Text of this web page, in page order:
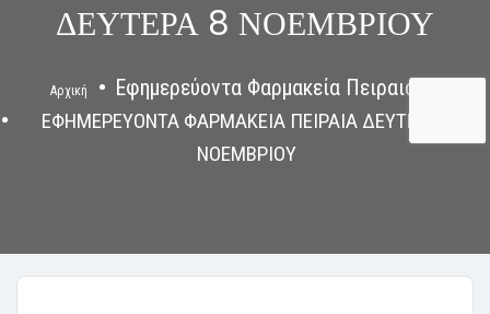
ΔΕΥΤΕΡΑ 8 ΝΟΕΜΒΡΙΟΥ
Αρχική Εφημερεύοντα Φαρμακεία Πειραιάς
ΕΦΗΜΕΡΕΥΟΝΤΑ ΦΑΡΜΑΚΕΙΑ ΠΕΙΡΑΙΑ ΔΕΥΤΕΡΑ 8
ΝΟΕΜΒΡΙΟΥ